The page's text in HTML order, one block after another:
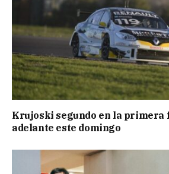
Krujoski segundo en la primera
adelante este domingo